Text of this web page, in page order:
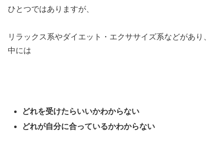
ひとつではありますが、
リラックス系やダイエット・エクササイズ系などがあり、
中には
どれを受けたらいいかわからない
どれが自分に合っているかわからない